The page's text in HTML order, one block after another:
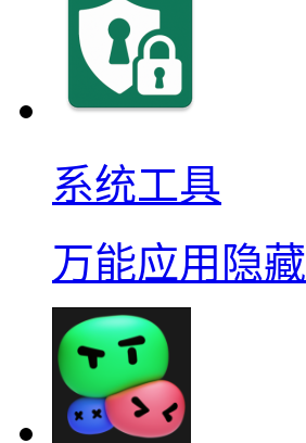
系统工具
万能应用隐藏